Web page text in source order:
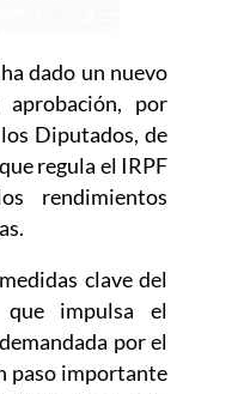
dado un nuevo
por
Diputados, de
regula el IRPF
rendimientos
clave del
impulsa el
por el
paso importante